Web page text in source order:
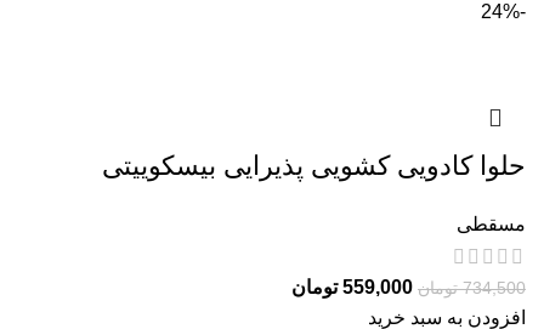
-24%
حلوا کادویی کشویی پذیرایی بیسکوییتی
مسقطی
734,500 تومان 559,000 تومان
افزودن به سبد خرید